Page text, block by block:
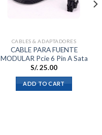
CABLES & ADAPTADORES
CABLE PARA FUENTE
MODULAR Pcie 6 Pin A Sata
S/.25.00
ADD TO CART